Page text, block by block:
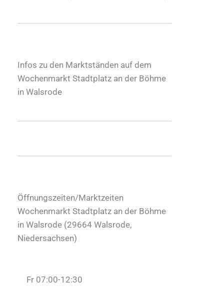
Infos zu den Marktständen auf dem
Wochenmarkt Stadtplatz an der Böhme
in Walsrode
Öffnungszeiten/Marktzeiten
Wochenmarkt Stadtplatz an der Böhme
in Walsrode (29664 Walsrode,
Niedersachsen)
Fr 07:00-12:30